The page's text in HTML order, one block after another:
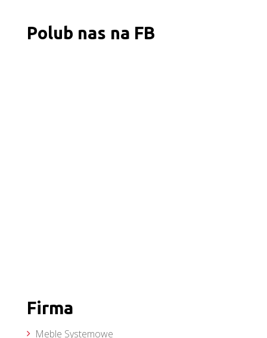
Polub nas na FB
Firma
Meble Systemowe